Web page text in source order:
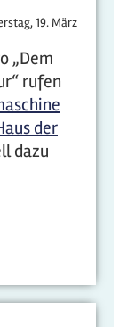
19. März
„Dem
rufen
der
dazu